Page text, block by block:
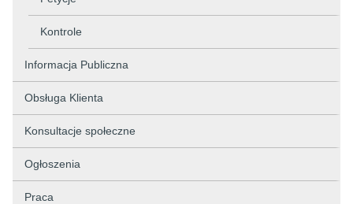
Kontrole
Informacja Publiczna
Obsługa Klienta
Konsultacje społeczne
Ogłoszenia
Praca